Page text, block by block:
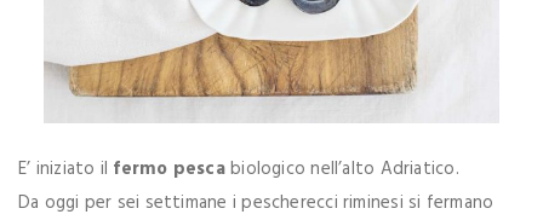
E’ iniziato il fermo pescabiologico nell’alto Adriatico.
Da oggi per sei settimane i pescherecci riminesi si fermano